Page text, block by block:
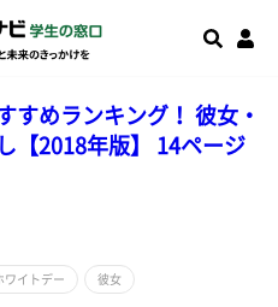
すめランキング！ 彼女・
【2018年版】 14ページ
ワイトデー 彼女